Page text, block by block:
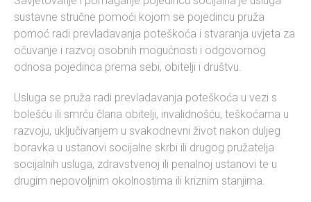
sustavne stručne pomoći kojom se pojedincu pruža
pomoć radi prevladavanja poteškoća i stvaranja uvjeta za
očuvanje i razvoj osobnih mogućnosti i odgovornog
odnosa pojedinca prema sebi, obitelji i društvu.
Usluga se pruža radi prevladavanja poteškoća u vezi s
bolešću ili smrću člana obitelji, invalidnošću, teškoćama u
razvoju, uključivanjem u svakodnevni život nakon duljeg
boravka u ustanovi socijalne skrbi ili drugog pružatelja
socijalnih usluga, zdravstvenoj ili penalnoj ustanovi te u
drugim nepovoljnim okolnostima ili kriznim stanjima.